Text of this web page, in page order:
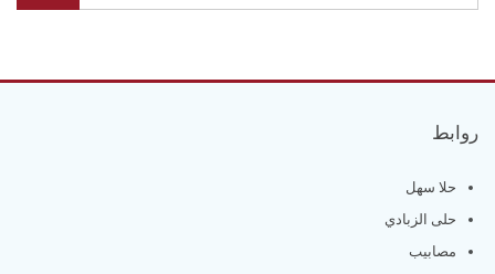
روابط
حلا سهل
حلى الزبادي
مصابيب